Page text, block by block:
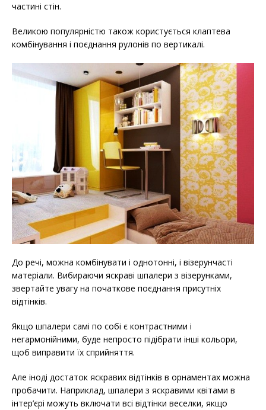
частині стін.
Великою популярністю також користується клаптева
комбінування і поєднання рулонів по вертикалі.
До речі, можна комбінувати і однотонні, і візерунчасті
матеріали. Вибираючи яскраві шпалери з візерунками,
звертайте увагу на початкове поєднання присутніх
відтінків.
Якщо шпалери самі по собі є контрастними і
негармонійними, буде непросто підібрати інші кольори,
щоб виправити їх сприйняття.
Але іноді достаток яскравих відтінків в орнаментах можна
пробачити. Наприклад, шпалери з яскравими квітами в
інтер’єрі можуть включати всі відтінки веселки, якщо